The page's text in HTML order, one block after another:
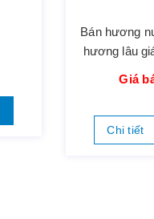
Bán hương
hương lâu
Giá
Chi tiết